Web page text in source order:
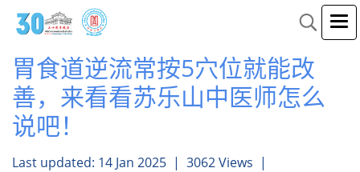
胃食道逆流常按5穴位就能改
善，来看看苏乐山中医师怎么
说吧！
Last updated: 14 Jan 2025 | 3062 Views |